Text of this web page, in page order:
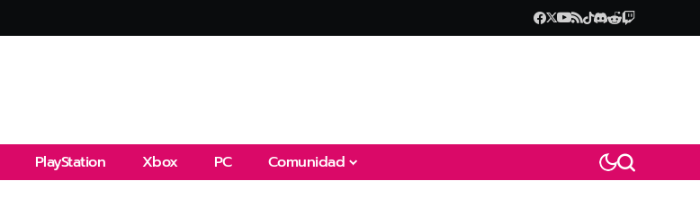
PlayStation Xbox PC Comunidad